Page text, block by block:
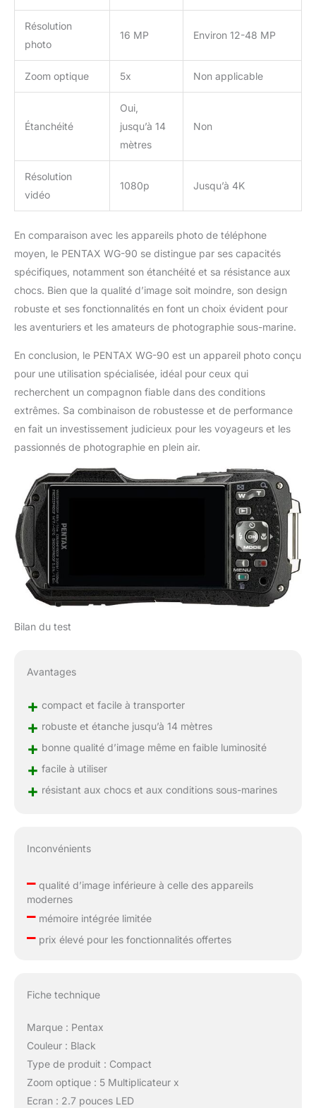
Résolution
photo
16 MP Environ 12-48 MP
Zoom optique 5x Non applicable
Étanchéité
Oui,
jusqu’à 14
mètres
Non
Résolution
vidéo
1080p Jusqu’à 4K
En comparaison avec les appareils photo de téléphone
moyen, le PENTAX WG-90 se distingue par ses capacités
spécifiques, notamment son étanchéité et sa résistance aux
chocs. Bien que la qualité d’image soit moindre, son design
robuste et ses fonctionnalités en font un choix évident pour
les aventuriers et les amateurs de photographie sous-marine.
En conclusion, le PENTAX WG-90 est un appareil photo conçu
pour une utilisation spécialisée, idéal pour ceux qui
recherchent un compagnon fiable dans des conditions
extrêmes. Sa combinaison de robustesse et de performance
en fait un investissement judicieux pour les voyageurs et les
passionnés de photographie en plein air.
Bilan du test
Avantages
+ compact et facile à transporter
+ robuste et étanche jusqu’à 14 mètres
+ bonne qualité d’image même en faible luminosité
+ facile à utiliser
+ résistant aux chocs et aux conditions sous-marines
Inconvénients
–qualité d’image inférieure à celle des appareils
modernes
–mémoire intégrée limitée
–prix élevé pour les fonctionnalités offertes
Fiche technique
Marque : Pentax
Couleur : Black
Type de produit : Compact
Zoom optique : 5 Multiplicateur x
Ecran : 2.7 pouces LED